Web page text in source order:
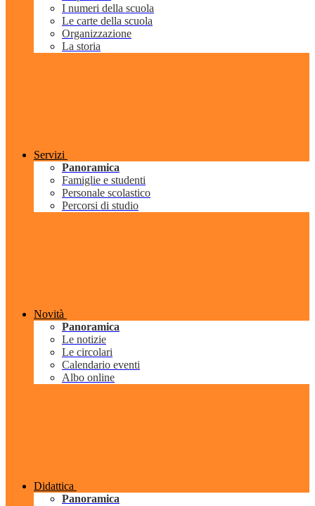
I numeri della scuola
Le carte della scuola
Organizzazione
La storia
Servizi
Panoramica
Famiglie e studenti
Personale scolastico
Percorsi di studio
Novità
Panoramica
Le notizie
Le circolari
Calendario eventi
Albo online
Didattica
Panoramica